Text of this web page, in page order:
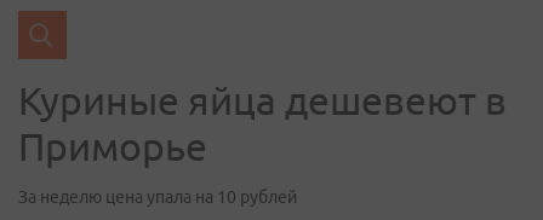
Куриные яйца дешевеют в
Приморье
За неделю цена упала на 10 рублей